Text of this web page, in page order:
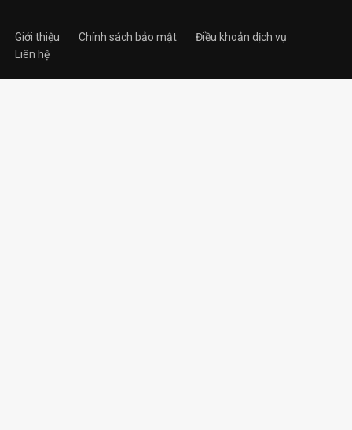
Giới thiệu Chính sách bảo mật
Điều khoản dịch vụ
Liên hệ